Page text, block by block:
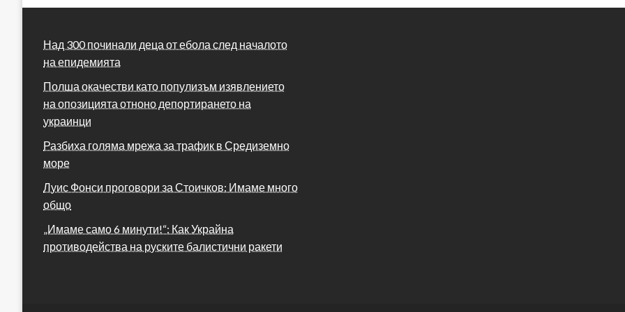
Над 300 починали деца от ебола след началото
на епидемията
Полша окачестви като популизъм изявлението
на опозицията отноно депортирането на
украинци
Разбиха голяма мрежа за трафик в Средиземно
море
Луис Фонси проговори за Стоичков: Имаме много
общо
„Имаме само 6 минути!“: Как Украйна
противодейства на руските балистични ракети